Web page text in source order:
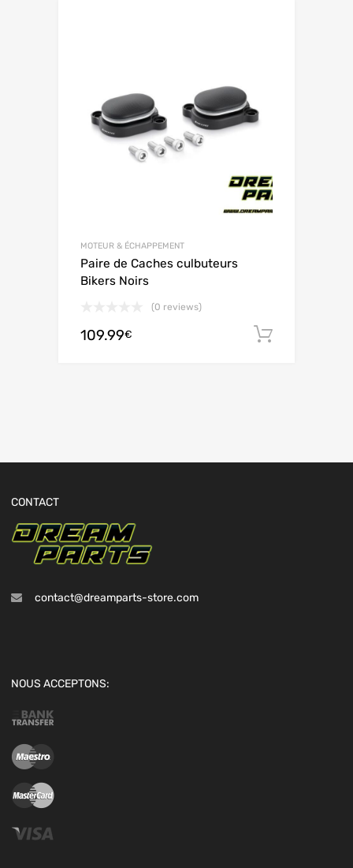
MOTEUR & ÉCHAPPEMENT
Paire de Caches culbuteurs
Bikers Noirs
(0 reviews)
109.99€
CONTACT
contact@dreamparts-store.com
NOUS ACCEPTONS: